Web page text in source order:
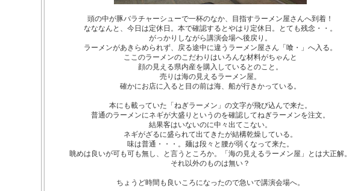
頭の中が豚バラチャーシューで一杯のなか、目指すラーメン屋さんへ到着！
なななんと、今日は定休日。本で確認するとやはり 定休日。とても残念・・。
がっかりしながら講演会場へ後戻り。
ラーメンがあきらめられず、戻る途中に違うラーメン屋さん「喰・」へ入る。
ここのラーメンのこだわりはいろんな材料がちゃんと
顔の見える県内産を購入しているとのこと。
売りは海の見えるラーメン屋。
確かにお店に入ると目の前は海、船が行きかっている。
本にも載っていた「ねぎラーメン」の文字が飛び込んで来た。
普通のラーメンにネギが大盛りというのを確認してねぎラーメンを注文。
結果客はいないのに中々出てこない。
ネギがざるに盛られて出てきたが結構乾燥している。
味は普通・・・。麺は段々と腰が弱くなって来た。
眺めは良いが可も可も無し、と言うところか。「海の見えるラーメン屋」とは大正解。
それ以外のものは無い？
ちょうど時間も良いころになったので急いで講演会場へ。